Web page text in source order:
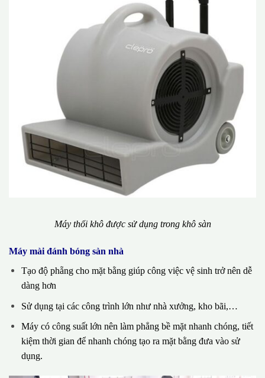
Máy thổi khô được sử dụng trong khô sàn
Máy mài đánh bóng sàn nhà
Tạo độ phẵng cho mặt bằng giúp công việc vệ sinh trở nên dễ
dàng hơn
Sử dụng tại các công trình lớn như nhà xưởng, kho bãi,…
Máy có công suất lớn nên làm phẳng bề mặt nhanh chóng, tiết
kiệm thời gian để nhanh chóng tạo ra mặt bằng đưa vào sử
dụng.